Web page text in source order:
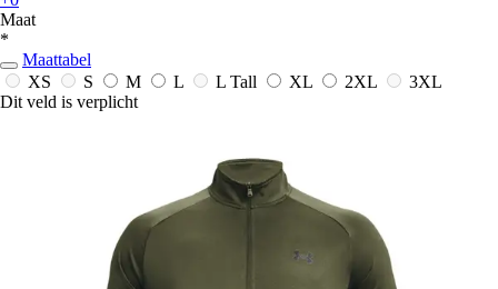
Maat
*
Maattabel
XS
S M L L Tall XL 2XL
3XL
Dit veld is verplicht